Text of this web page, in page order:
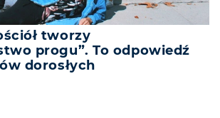
tworzy
progu”. To odpowiedź
dorosłych